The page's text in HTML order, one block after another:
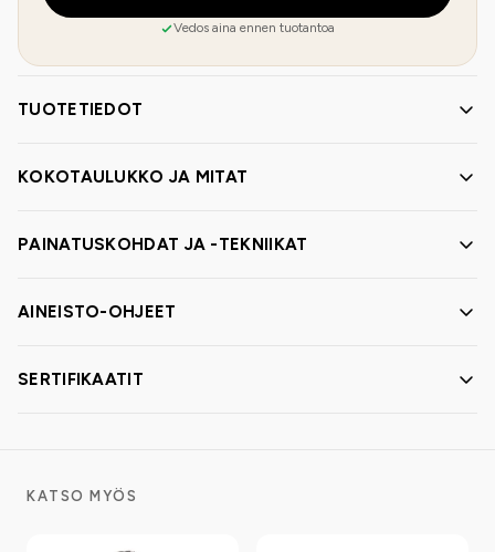
Vedos aina ennen tuotantoa
TUOTETIEDOT
KOKOTAULUKKO JA MITAT
PAINATUSKOHDAT JA -TEKNIIKAT
AINEISTO-OHJEET
SERTIFIKAATIT
KATSO MYÖS